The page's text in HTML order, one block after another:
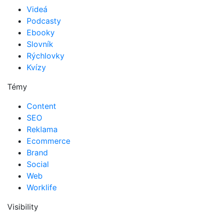
Videá
Podcasty
Ebooky
Slovník
Rýchlovky
Kvízy
Témy
Content
SEO
Reklama
Ecommerce
Brand
Social
Web
Worklife
Visibility